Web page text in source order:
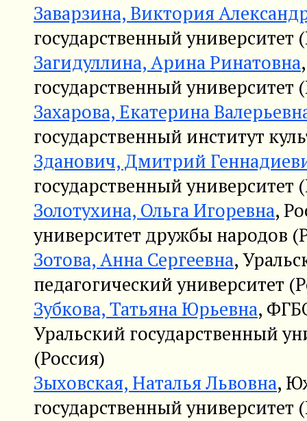
Заварзина, Виктория
государственный университет
Загидуллина, Арина Ринатовна
государственный университет
Захарова, Екатерина
государственный институт
Зданович, Дмитрий
государственный университет
Золотухина, Ольга Игоревна,
университет дружбы народов
Зотова, Анна Сергеевна,
педагогический университет
Зубкова, Татьяна Юрьевна,
Уральский государственный
(Россия)
Зыховская, Наталья Львовна,
государственный университет